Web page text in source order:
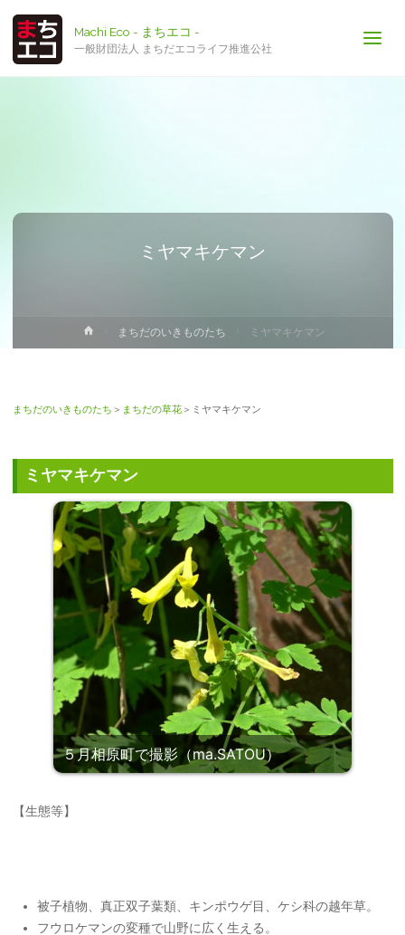
Machi Eco - まちエコ -
一般財団法人 まちだエコライフ推進公社
ミヤマキケマン
ー
まちだのいきものたち ミヤマキケマン
まちだのいきものたち ＞ まちだの草花＞ミヤマキケマン
ミヤマキケマン
５月相原町で撮影（ma.SATOU）
【生態等】
被子植物、真正双子葉類、キンポウゲ目、ケシ科の越年草。
フウロケマンの変種で山野に広く生える。